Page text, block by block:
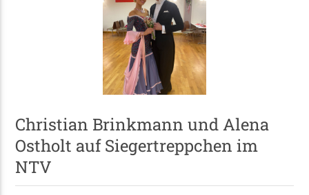
Christian Brinkmann und Alena
Ostholt auf Siegertreppchen im
NTV